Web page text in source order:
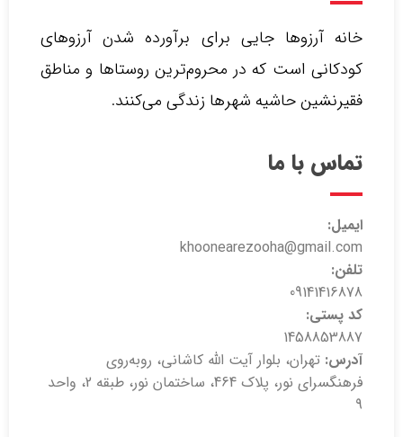
خانه آرزوها جایی برای برآورده شدن آرزوهای
کودکانی است که در محروم‌ترین روستاها و مناطق
فقیرنشین حاشیه شهرها زندگی می‌کنند.‌
تماس با ما
ایمیل:
khoonearezooha@gmail.com
تلفن:
09141416878
کد پستی:
1458853887
آدرس: تهران، بلوار آیت الله کاشانی، روبه‌روی
فرهنگسرای نور، پلاک 464، ساختمان نور، طبقه 2، واحد
9